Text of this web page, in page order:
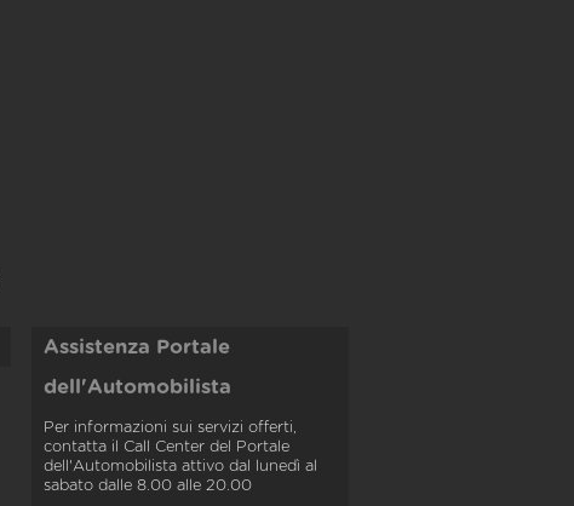
Assistenza Portale
dell'Automobilista
Per informazioni sui servizi offerti,
contatta il Call Center del Portale
dell'Automobilista attivo dal lunedì al
sabato dalle 8.00 alle 20.00